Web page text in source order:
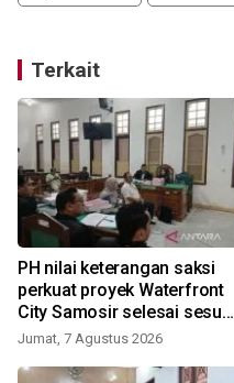
Terkait
PH nilai keterangan saksi
perkuat proyek Waterfront
City Samosir selesai sesuai
adendum
Jumat, 7 Agustus 2026